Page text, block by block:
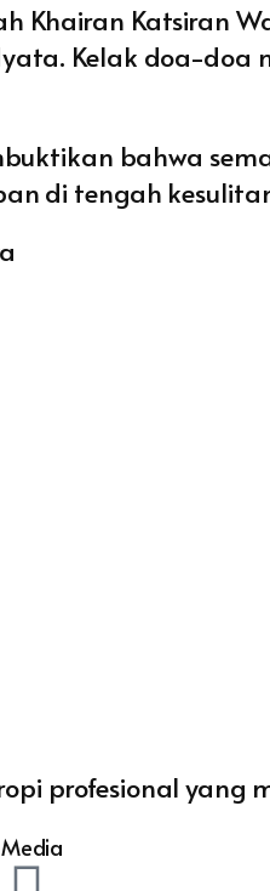
Khairan Katsiran
Kelak doa-doa
bahwa
di tengah
profesional yang